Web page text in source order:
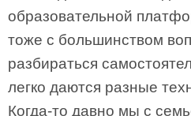
образовательной
тоже с большинством
разбираться
легко даются разные
Когда-то давно мы с